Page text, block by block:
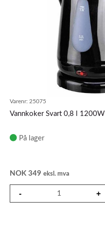
Varenr: 25075
Vannkoker Svart 0,8 l 1200W
På lager
NOK 349 eksl. mva